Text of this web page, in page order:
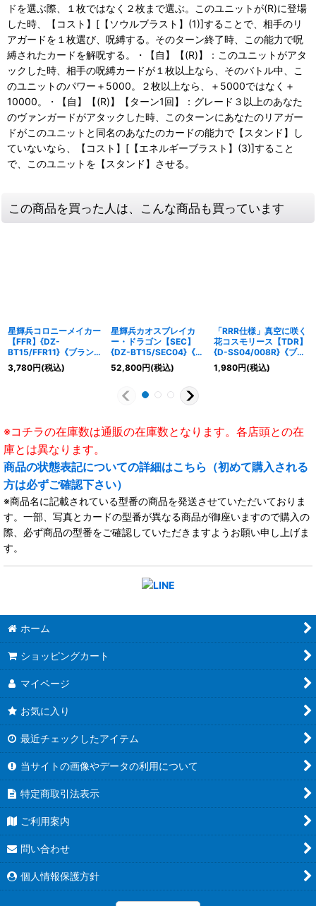
ドを選ぶ際、１枚ではなく２枚まで選ぶ。このユニットが(R)に登場
した時、【コスト】[【ソウルブラスト】(1)]することで、相手のリ
アガードを１枚選び、呪縛する。そのターン終了時、この能力で呪
縛されたカードを解呪する。・【自】【(R)】：このユニットがアタ
ックした時、相手の呪縛カードが１枚以上なら、そのバトル中、こ
のユニットのパワー＋5000。２枚以上なら、＋5000ではなく＋
10000。・【自】【(R)】【ターン1回】：グレード３以上のあなた
のヴァンガードがアタックした時、このターンにあなたのリアガー
ドがこのユニットと同名のあなたのカードの能力で【スタンド】し
ていないなら、【コスト】[【エネルギーブラスト】(3)]すること
で、このユニットを【スタンド】させる。
この商品を買った人は、こんな商品も買っています
星輝兵コロニーメイカー
【FFR】{DZ-
BT15/FFR11}《ブラント
ゲート》
3,780円(税込)
星輝兵カオスブレイカ
ー・ドラゴン【SEC】
{DZ-BT15/SEC04}《ブ
ラントゲート》
52,800円(税込)
「RRR仕様」真空に咲く
花コスモリース【TDR】
{D-SS04/008R}《ブラ
ントゲート》
1,980円(税込)
※コチラの在庫数は通販の在庫数となります。各店頭との在
庫とは異なります。
商品の状態表記についての詳細はこちら（初めて購入される
方は必ずご確認下さい）
※商品名に記載されている型番の商品を発送させていただいておりま
す。一部、写真とカードの型番が異なる商品が御座いますので購入の
際、必ず商品の型番をご確認していただきますようお願い申し上げま
す。
ホーム
ショッピングカート
マイページ
お気に入り
最近チェックしたアイテム
当サイトの画像やデータの利用について
特定商取引法表示
ご利用案内
問い合わせ
個人情報保護方針